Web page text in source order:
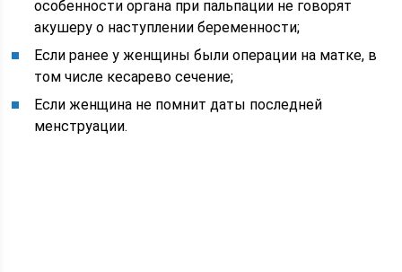
особенности органа при пальпации не говорят
акушеру о наступлении беременности;
Если ранее у женщины были операции на матке, в
том числе кесарево сечение;
Если женщина не помнит даты последней
менструации.